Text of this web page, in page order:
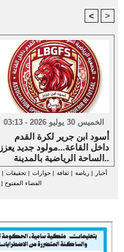
< >
الخميس 30 يوليو 2026 - 03:13
أسود ابن جرير لكرة القدم
داخل القاعة...مولود جديد يعزز
الساحة الرياضية بالمدينة..
أخبار |رياضة |ثقافة |حوارات |تحقيقات |
الفضاء المفتوح |